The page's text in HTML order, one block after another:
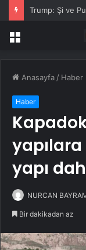
Trump: Şi ve
Menü
Anasayfa / Haber
Haber
yapı
NURCAN
Bir dakikadan az